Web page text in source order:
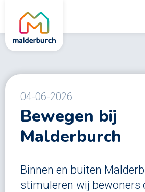
04-06-2026
Bewegen bij
Malderburch
Binnen en buiten
stimuleren wij bewoners